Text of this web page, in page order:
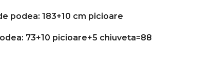
podea: 183+10 cm picioare
73+10 picioare+5 chiuveta=88